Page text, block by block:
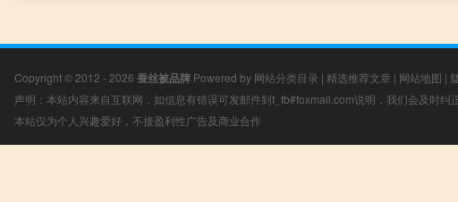
Copyright © 2012 - 2026 蚕丝被品牌 Powered by 网站分类目录 | 精选推荐文章 | 网站地图 |
声明：本站内容来自互联网，如信息有错误可发邮件到f_fb#foxmail.com说明，我们会及时纠
本站仅为个人兴趣爱好，不接盈利性广告及商业合作